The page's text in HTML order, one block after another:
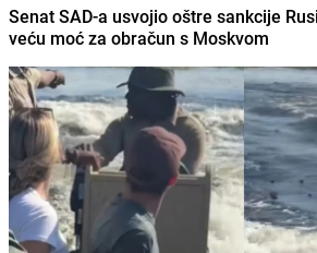
Senat SAD-a usvojio oštre sankcije
veću moć za obračun s Moskvom